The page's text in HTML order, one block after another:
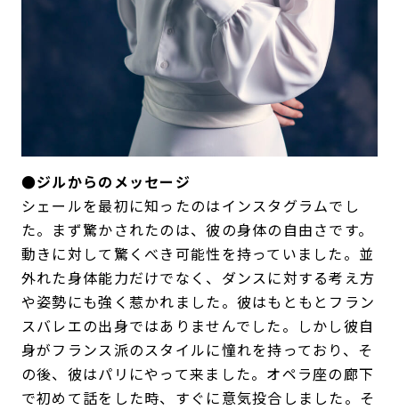
●ジルからのメッセージ
シェールを最初に知ったのはインスタグラムでし
た。まず驚かされたのは、彼の身体の自由さです。
動きに対して驚くべき可能性を持っていました。並
外れた身体能力だけでなく、ダンスに対する考え方
や姿勢にも強く惹かれました。彼はもともとフラン
スバレエの出身ではありませんでした。しかし彼自
身がフランス派のスタイルに憧れを持っており、そ
の後、彼はパリにやって来ました。オペラ座の廊下
で初めて話をした時、すぐに意気投合しました。そ